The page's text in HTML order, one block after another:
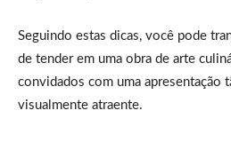
Seguindo estas dicas, você pode
de tender em uma obra de arte
convidados com uma apresentação
visualmente atraente.